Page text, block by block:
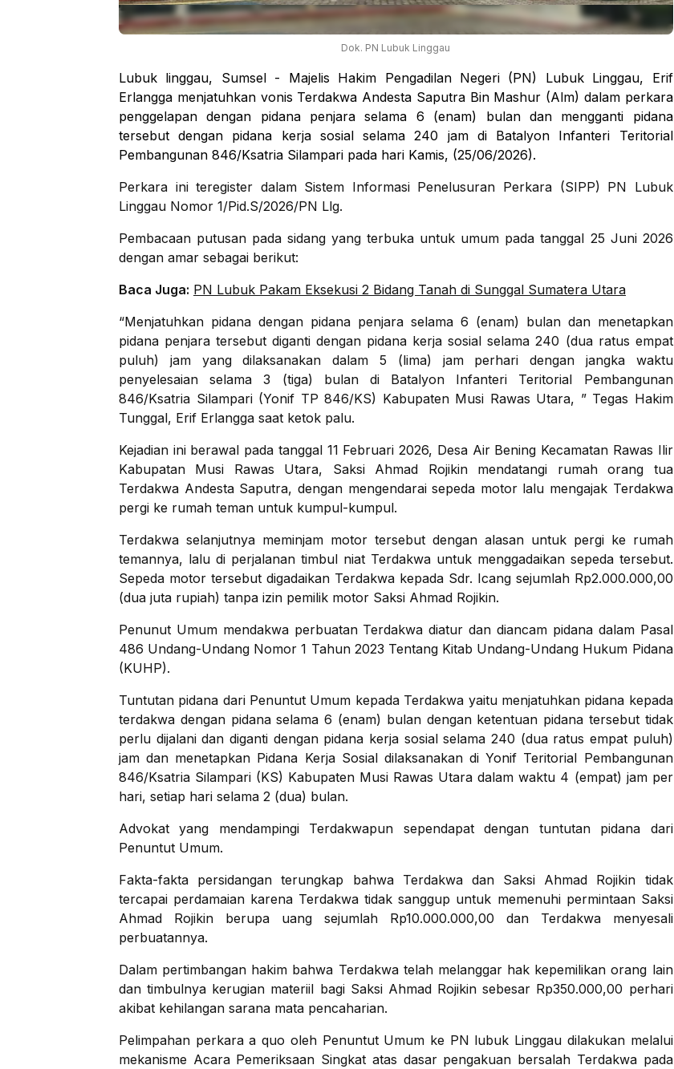
Dok. PN Lubuk Linggau
Lubuk linggau, Sumsel - Majelis Hakim Pengadilan Negeri (PN) Lubuk Linggau, Erif
Erlangga menjatuhkan vonis Terdakwa Andesta Saputra Bin Mashur (Alm) dalam perkara
penggelapan dengan pidana penjara selama 6 (enam) bulan dan mengganti pidana
tersebut dengan pidana kerja sosial selama 240 jam di Batalyon Infanteri Teritorial
Pembangunan 846/Ksatria Silampari pada hari Kamis, (25/06/2026).
Perkara ini teregister dalam Sistem Informasi Penelusuran Perkara (SIPP) PN Lubuk
Linggau Nomor 1/Pid.S/2026/PN Llg.
Pembacaan putusan pada sidang yang terbuka untuk umum pada tanggal 25 Juni 2026
dengan amar sebagai berikut:
Baca Juga: PN Lubuk Pakam Eksekusi 2 Bidang Tanah di Sunggal Sumatera Utara
“Menjatuhkan pidana dengan pidana penjara selama 6 (enam) bulan dan menetapkan
pidana penjara tersebut diganti dengan pidana kerja sosial selama 240 (dua ratus empat
puluh) jam yang dilaksanakan dalam 5 (lima) jam perhari dengan jangka waktu
penyelesaian selama 3 (tiga) bulan di Batalyon Infanteri Teritorial Pembangunan
846/Ksatria Silampari (Yonif TP 846/KS) Kabupaten Musi Rawas Utara, ” Tegas Hakim
Tunggal, Erif Erlangga saat ketok palu.
Kejadian ini berawal pada tanggal 11 Februari 2026, Desa Air Bening Kecamatan Rawas Ilir
Kabupatan Musi Rawas Utara, Saksi Ahmad Rojikin mendatangi rumah orang tua
Terdakwa Andesta Saputra, dengan mengendarai sepeda motor lalu mengajak Terdakwa
pergi ke rumah teman untuk kumpul-kumpul.
Terdakwa selanjutnya meminjam motor tersebut dengan alasan untuk pergi ke rumah
temannya, lalu di perjalanan timbul niat Terdakwa untuk menggadaikan sepeda tersebut.
Sepeda motor tersebut digadaikan Terdakwa kepada Sdr. Icang sejumlah Rp2.000.000,00
(dua juta rupiah) tanpa izin pemilik motor Saksi Ahmad Rojikin.
Penunut Umum mendakwa perbuatan Terdakwa diatur dan diancam pidana dalam Pasal
486 Undang-Undang Nomor 1 Tahun 2023 Tentang Kitab Undang-Undang Hukum Pidana
(KUHP).
Tuntutan pidana dari Penuntut Umum kepada Terdakwa yaitu menjatuhkan pidana kepada
terdakwa dengan pidana selama 6 (enam) bulan dengan ketentuan pidana tersebut tidak
perlu dijalani dan diganti dengan pidana kerja sosial selama 240 (dua ratus empat puluh)
jam dan menetapkan Pidana Kerja Sosial dilaksanakan di Yonif Teritorial Pembangunan
846/Ksatria Silampari (KS) Kabupaten Musi Rawas Utara dalam waktu 4 (empat) jam per
hari, setiap hari selama 2 (dua) bulan.
Advokat yang mendampingi Terdakwapun sependapat dengan tuntutan pidana dari
Penuntut Umum.
Fakta-fakta persidangan terungkap bahwa Terdakwa dan Saksi Ahmad Rojikin tidak
tercapai perdamaian karena Terdakwa tidak sanggup untuk memenuhi permintaan Saksi
Ahmad Rojikin berupa uang sejumlah Rp10.000.000,00 dan Terdakwa menyesali
perbuatannya.
Dalam pertimbangan hakim bahwa Terdakwa telah melanggar hak kepemilikan orang lain
dan timbulnya kerugian materiil bagi Saksi Ahmad Rojikin sebesar Rp350.000,00 perhari
akibat kehilangan sarana mata pencaharian.
Pelimpahan perkara a quo oleh Penuntut Umum ke PN lubuk Linggau dilakukan melalui
mekanisme Acara Pemeriksaan Singkat atas dasar pengakuan bersalah Terdakwa pada